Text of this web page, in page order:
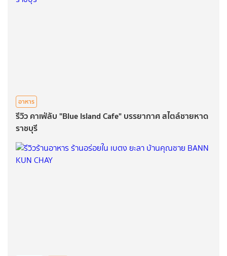
อาหาร
รีวิว คาเฟ่ลับ "Blue Island Cafe" บรรยากาศ สไตล์ชายหาด
ราชบุรี